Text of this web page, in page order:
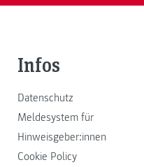
Infos
Datenschutz
Meldesystem für
Hinweisgeber:innen
Cookie Policy